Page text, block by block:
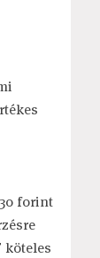
forint
köteles